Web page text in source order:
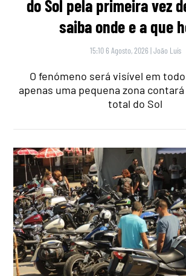
do Sol pela primeira vez
saiba onde e a que
15:10 6 Agosto, 2026 |João Luís
O fenómeno será visível em
apenas uma pequena zona
total do Sol